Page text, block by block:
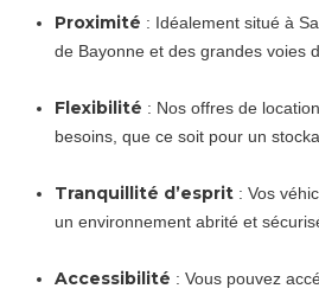
Proximité : Idéalement situé à
de Bayonne et des grandes voies
Flexibilité : Nos offres de
besoins, que ce soit pour un
Tranquillité d’esprit : Vos
un environnement abrité et
Accessibilité : Vous pouvez